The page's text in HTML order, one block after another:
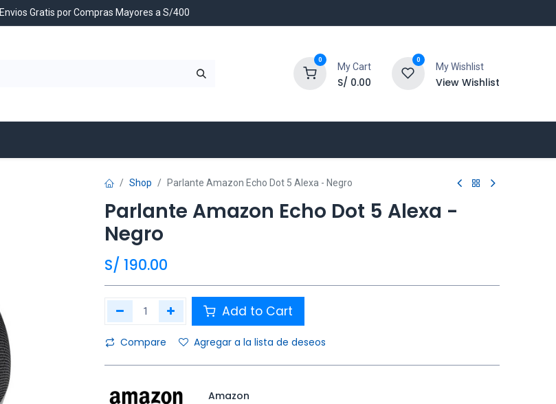
Envios Gratis por Compras Mayores a S/400
0
My Cart
S/ 0.00
0
My Wishlist
View Wishlist
Shop Parlante Amazon Echo Dot 5 Alexa - Negro
Parlante Amazon Echo Dot 5 Alexa -
Negro
S/ 190.00
Add to Cart
Compare Agregar a la lista de deseos
Amazon